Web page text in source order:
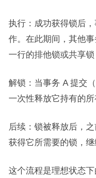
执行：成功获得锁后
作。在此期间，其他
一行的排他锁或共享锁
解锁：当事务 A 提交
一次性释放它持有的所
后续：锁被释放后，
获得它所需要的锁，继
这个流程是理想状态